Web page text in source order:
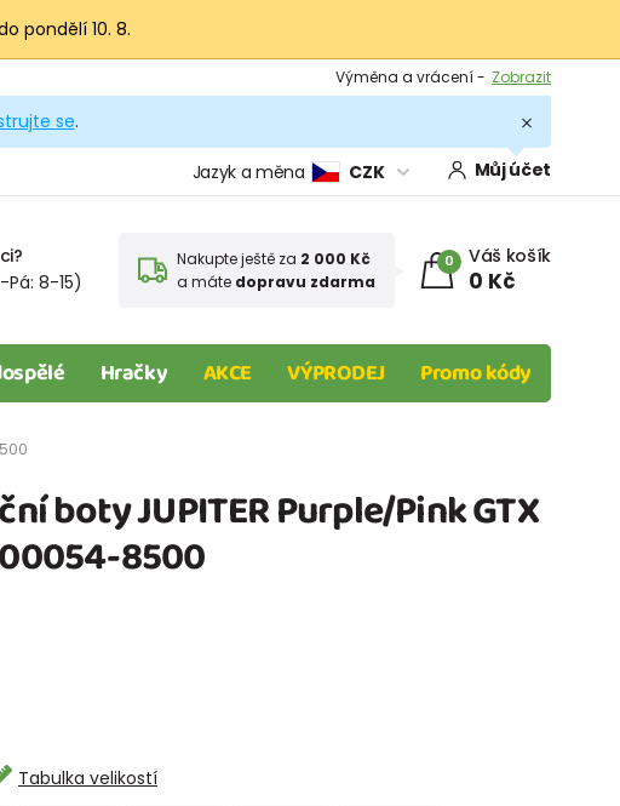
pondělí 10. 8.
Výměna a vrácení - Zobrazit
Podmínky
se.
Jazyk a měna CZK Můj účet
Pá: 8-15)
Nakupte ještě za 2 000 Kč
a máte dopravu zdarma
0 Váš košík
0 Kč
Hračky AKCE VÝPRODEJ Promo kódy
boty JUPITER Purple/Pink GTX
8500
Tabulka velikostí